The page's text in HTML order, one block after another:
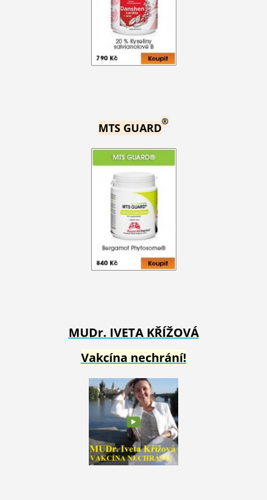
MTS GUARD®
MUDr. IVETA KŘÍŽOVÁ
Vakcína nechrání!